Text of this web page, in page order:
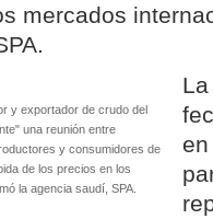
mercados
y exportador de crudo del
una reunión entre
y consumidores de
de los precios en los
la agencia saudí, SPA.